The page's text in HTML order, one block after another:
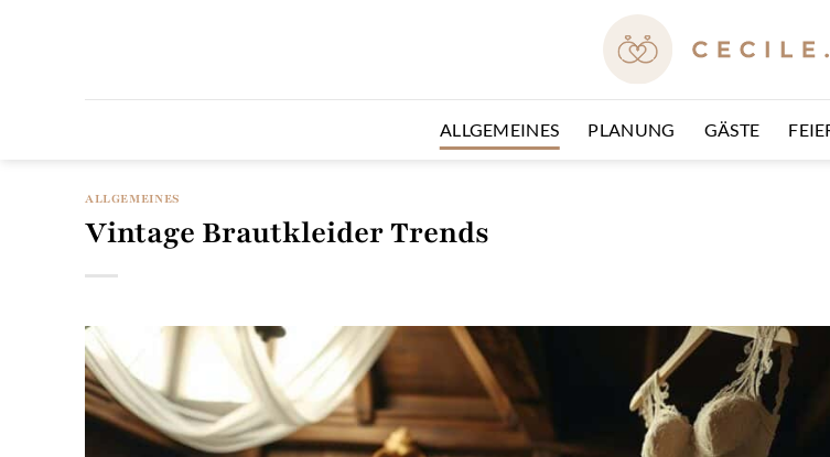
ALLGEMEINES PLANUNG GÄSTE
ALLGEMEINES
Vintage Brautkleider Trends